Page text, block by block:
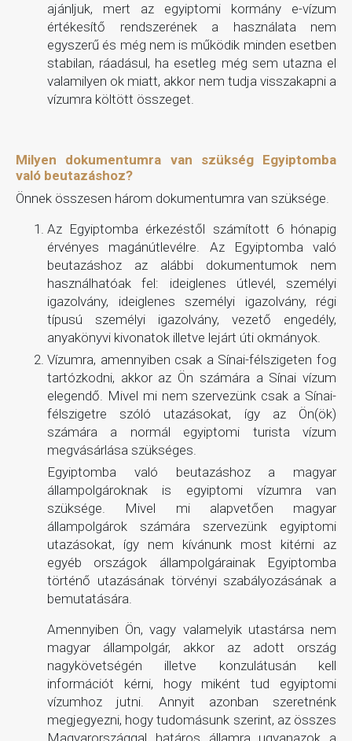
ajánljuk, mert az egyiptomi kormány e-vízum
értékesítő rendszerének a használata nem
egyszerű és még nem is működik minden esetben
stabilan, ráadásul, ha esetleg még sem utazna el
valamilyen ok miatt, akkor nem tudja visszakapni a
vízumra költött összeget.
Milyen dokumentumra van szükség Egyiptomba
való beutazáshoz?
Önnek összesen három dokumentumra van szüksége.
Az Egyiptomba érkezéstől számított 6 hónapig
érvényes magánútlevélre. Az Egyiptomba való
beutazáshoz az alábbi dokumentumok nem
használhatóak fel: ideiglenes útlevél, személyi
igazolvány, ideiglenes személyi igazolvány, régi
típusú személyi igazolvány, vezető engedély,
anyakönyvi kivonatok illetve lejárt úti okmányok.
Vízumra, amennyiben csak a Sínai-félszigeten fog
tartózkodni, akkor az Ön számára a Sínai vízum
elegendő. Mivel mi nem szervezünk csak a Sínai-
félszigetre szóló utazásokat, így az Ön(ök)
számára a normál egyiptomi turista vízum
megvásárlása szükséges.
Egyiptomba való beutazáshoz a magyar
állampolgároknak is egyiptomi vízumra van
szüksége. Mivel mi alapvetően magyar
állampolgárok számára szervezünk egyiptomi
utazásokat, így nem kívánunk most kitérni az
egyéb országok állampolgárainak Egyiptomba
történő utazásának törvényi szabályozásának a
bemutatására.
Amennyiben Ön, vagy valamelyik utastársa nem
magyar állampolgár, akkor az adott ország
nagykövetségén illetve konzulátusán kell
információt kérni, hogy miként tud egyiptomi
vízumhoz jutni. Annyit azonban szeretnénk
megjegyezni, hogy tudomásunk szerint, az összes
Magyarországgal határos államra ugyanazok a